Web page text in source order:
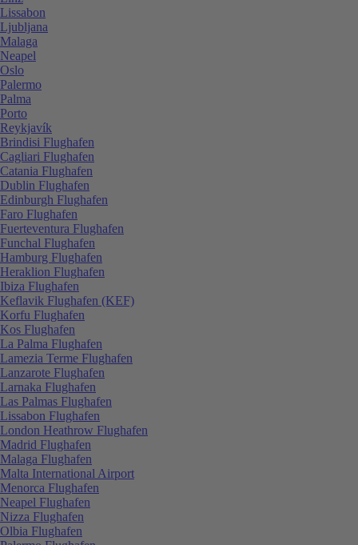
Lissabon
Ljubljana
Malaga
Neapel
Oslo
Palermo
Palma
Porto
Reykjavík
Brindisi Flughafen
Cagliari Flughafen
Catania Flughafen
Dublin Flughafen
Edinburgh Flughafen
Faro Flughafen
Fuerteventura Flughafen
Funchal Flughafen
Hamburg Flughafen
Heraklion Flughafen
Ibiza Flughafen
Keflavik Flughafen (KEF)
Korfu Flughafen
Kos Flughafen
La Palma Flughafen
Lamezia Terme Flughafen
Lanzarote Flughafen
Larnaka Flughafen
Las Palmas Flughafen
Lissabon Flughafen
London Heathrow Flughafen
Madrid Flughafen
Malaga Flughafen
Malta International Airport
Menorca Flughafen
Neapel Flughafen
Nizza Flughafen
Olbia Flughafen